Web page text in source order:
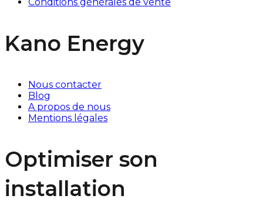
Kano Energy
Nous contacter
Blog
A propos de nous
Mentions légales
Optimiser son
installation